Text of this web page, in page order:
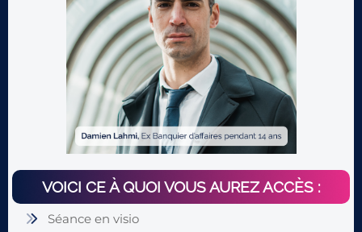
VOICI CE À QUOI VOUS AUREZ ACCÈS :
Séance en visio